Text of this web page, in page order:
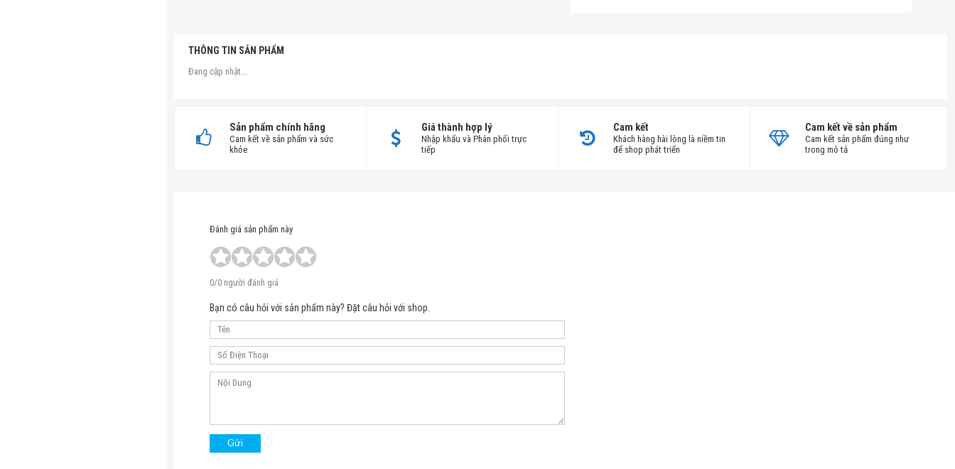
THÔNG TIN SẢN PHẨM
Đang cập nhật...
Sản phẩm chính hãng
Cam kết về sản phẩm và sức
khỏe
Giá thành hợp lý
Nhập khẩu và Phân phối trực
tiếp
Cam kết
Khách hàng hài lòng là niềm tin
để shop phát triển
Cam kết về sản phẩm
Cam kết sản phẩm đúng như
trong mô tả
Đánh giá sản phẩm này
0/0 người đánh giá
Bạn có câu hỏi với sản phẩm này? Đặt câu hỏi với shop.